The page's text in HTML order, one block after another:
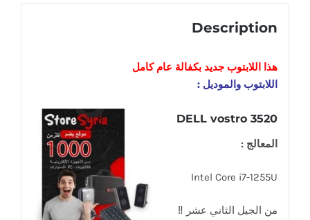
Description
هذا اللابتوب جديد بكفالة عام كامل
اللابتوب والموديل :
DELL vostro 3520
المعالج :
Intel Core i7-1255U
من الجيل الثاني عشر ‼